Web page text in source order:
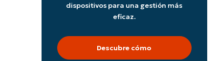
dispositivos para una gestión más
eficaz.
Descubre cómo